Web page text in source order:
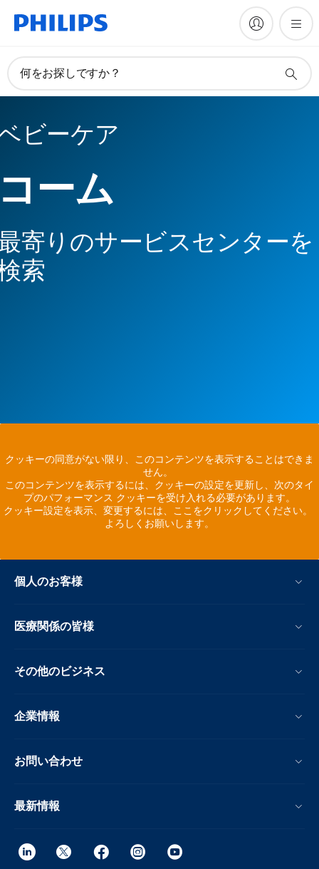
何をお探しですか？
ビーケア
ーム
寄りのサービスセンターを
索
クッキーの同意がない限り、このコンテンツを表示することはできま
せん。
このコンテンツを表示するには、クッキーの設定を更新し、次のタイ
プのパフォーマンス クッキーを受け入れる必要があります。
クッキー設定を表示、変更するには、ここをクリックしてください。
よろしくお願いします。
個人のお客様
医療関係の皆様
その他のビジネス
企業情報
お問い合わせ
最新情報